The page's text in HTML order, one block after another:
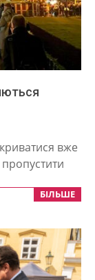
вже
БІЛЬШЕ